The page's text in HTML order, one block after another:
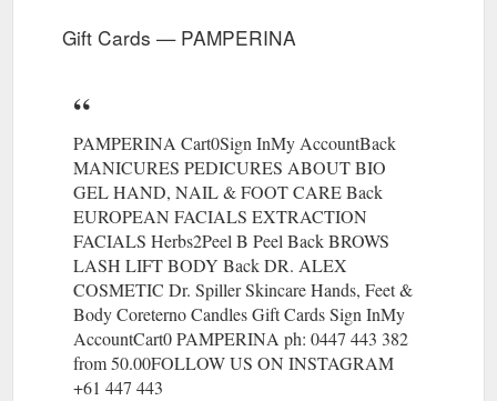
Gift Cards — PAMPERINA
PAMPERINA Cart0Sign InMy AccountBack
MANICURES PEDICURES ABOUT BIO
GEL HAND, NAIL & FOOT CARE Back
EUROPEAN FACIALS EXTRACTION
FACIALS Herbs2Peel B Peel Back BROWS
LASH LIFT BODY Back DR. ALEX
COSMETIC Dr. Spiller Skincare Hands, Feet &
Body Coreterno Candles Gift Cards Sign InMy
AccountCart0 PAMPERINA ph: 0447 443 382
from 50.00FOLLOW US ON INSTAGRAM
+61 447 443